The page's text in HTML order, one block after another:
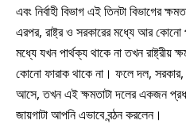
এবং নির্বাহী বিভাগ এই তিনটা বিভাগের
এরপর, রাষ্ট্র ও সরকারের মধ্যে আর কোনো
মধ্যে যখন পার্থক্য থাকে না তখন রাষ্ট্রীয়
কোনো ফারাক থাকে না। ফলে দল, সরকার,
আসে, তখন এই ক্ষমতাটা দলের একজন
জায়গাটা আপনি এভাবে বন্ঠন করলেন।